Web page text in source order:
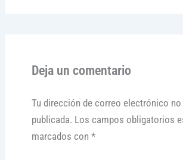
Deja un comentario
Tu dirección de correo electrónico no
publicada. Los campos obligatorios
marcados con *